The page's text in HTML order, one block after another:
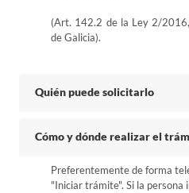
(Art. 142.2 de la Ley 2/
de Galicia).
Quién puede solicitarlo
Cómo y dónde realizar el
Preferentemente de forma
"Iniciar trámite". Si la persona